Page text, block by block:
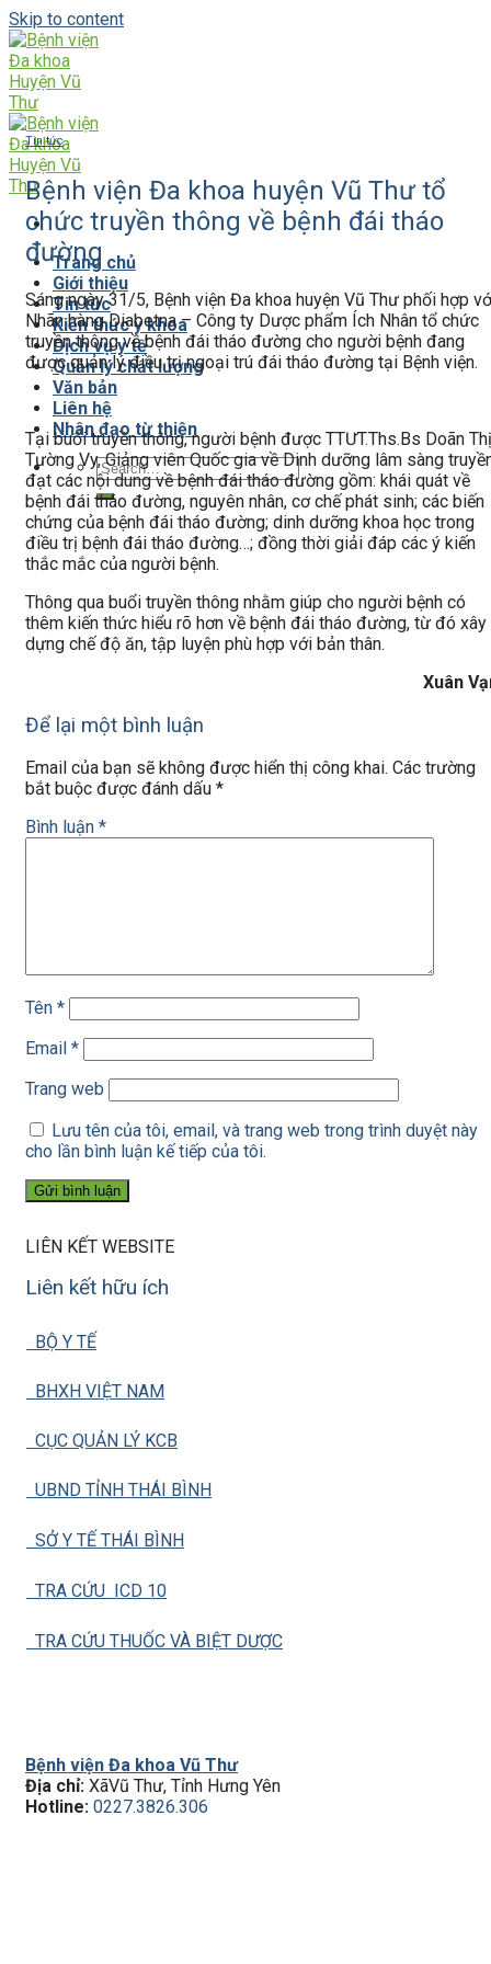
Skip to content
Trang chủ
Giới thiệu
Tin tức
Kiến thức y khoa
Dịch vụ y tế
Quản lý chất lượng
Văn bản
Liên hệ
Nhân đạo từ thiện
Tin tức
Bệnh viện Đa khoa huyện Vũ Thư tổ
chức truyền thông về bệnh đái tháo
đường
Sáng ngày 31/5, Bệnh viện Đa khoa huyện Vũ Thư phối hợp
Nhãn hàng Diabetna – Công ty Dược phẩm Ích Nhân tổ chức
truyền thông về bệnh đái tháo đường cho người bệnh đang
được quản lý điều trị ngoại trú đái tháo đường tại Bệnh viện.
Tại buổi truyền thông, người bệnh được TTƯT.Ths.Bs Doãn Thị
Tường Vy, Giảng viên Quốc gia về Dinh dưỡng lâm sàng
đạt các nội dung về bệnh đái tháo đường gồm: khái quát về
bệnh đái tháo đường, nguyên nhân, cơ chế phát sinh; các biến
chứng của bệnh đái tháo đường; dinh dưỡng khoa học trong
điều trị bệnh đái tháo đường…; đồng thời giải đáp các ý kiến
thắc mắc của người bệnh.
Thông qua buổi truyền thông nhằm giúp cho người bệnh có
thêm kiến thức hiểu rõ hơn về bệnh đái tháo đường, từ đó xây
dựng chế độ ăn, tập luyện phù hợp với bản thân.
Xuân
Để lại một bình luận
Email của bạn sẽ không được hiển thị công khai. Các trường
bắt buộc được đánh dấu *
Bình luận *
Tên *
Email *
Trang web
Lưu tên của tôi, email, và trang web trong trình duyệt này
cho lần bình luận kế tiếp của tôi.
LIÊN KẾT WEBSITE
Liên kết hữu ích
BỘ Y TẾ
BHXH VIỆT NAM
CỤC QUẢN LÝ KCB
UBND TỈNH THÁI BÌNH
SỞ Y TẾ THÁI BÌNH
TRA CỨU ICD 10
TRA CỨU THUỐC VÀ BIỆT DƯỢC
Bệnh viện Đa khoa Vũ Thư
Địa chỉ: XãVũ Thư, Tỉnh Hưng Yên
Hotline: 0227.3826.306